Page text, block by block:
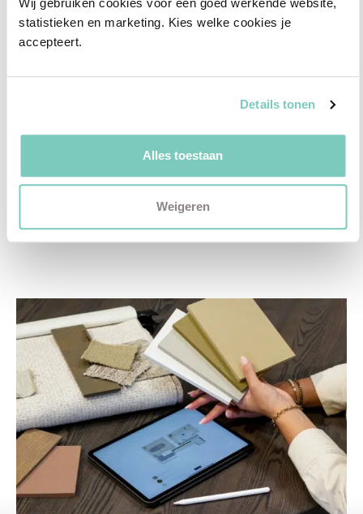
statistieken en marketing. Kies welke cookies je
accepteert.
Details tonen
Alles toestaan
Weigeren
✓ 3D interieurontwerp
✓
Ontdek welk advies het beste bij jou past met
een vrijblijvend gesprek in onze showroom.
Vul het formulier hieronder in en wij nemen zo
snel mogelijk contact met je op!
Plan een vrijblijvend advies